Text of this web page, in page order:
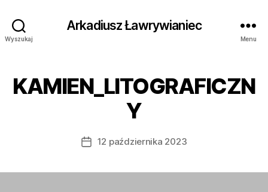
Wyszukaj
Arkadiusz Ławrywianiec
Menu
KAMIEN_LITOGRAFICZN
Y
Data12 października 2023